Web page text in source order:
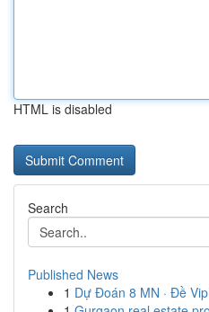
HTML is disabled
Search
Published News
1 Dự Đoán 8 MN · Đề